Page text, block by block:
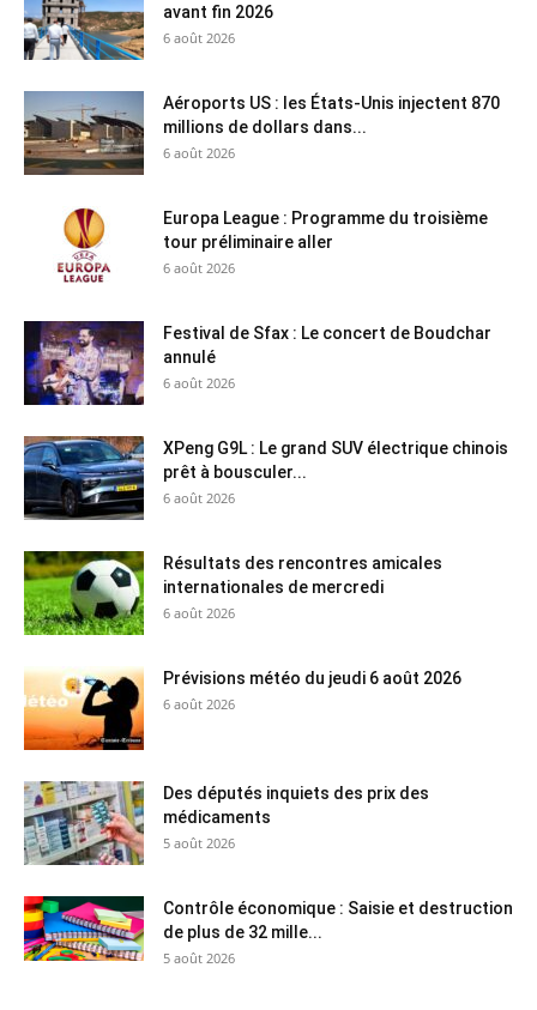
avant fin 2026
6 août 2026
Aéroports US : les États-Unis injectent 870
millions de dollars dans...
6 août 2026
Europa League : Programme du troisième
tour préliminaire aller
6 août 2026
Festival de Sfax : Le concert de Boudchar
annulé
6 août 2026
XPeng G9L : Le grand SUV électrique chinois
prêt à bousculer...
6 août 2026
Résultats des rencontres amicales
internationales de mercredi
6 août 2026
Prévisions météo du jeudi 6 août 2026
6 août 2026
Des députés inquiets des prix des
médicaments
5 août 2026
Contrôle économique : Saisie et destruction
de plus de 32 mille...
5 août 2026